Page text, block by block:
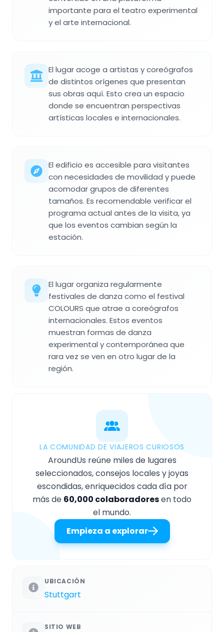
importante para el teatro experimental
y el arte internacional.
El lugar acoge a artistas y coreógrafos
de distintos orígenes que presentan
sus obras aquí. Esto crea un espacio
donde se encuentran perspectivas
artísticas locales e internacionales.
El edificio es accesible para visitantes
con necesidades de movilidad y puede
acomodar grupos de diferentes
tamaños. Es recomendable verificar el
programa actual antes de la visita, ya
que los eventos cambian según la
estación.
El lugar organiza regularmente
festivales de danza como el festival
COLOURS que atrae a coreógrafos
internacionales. Estos eventos
muestran formas de danza
experimental y contemporánea que
rara vez se ven en otro lugar de la
región.
LA COMUNIDAD DE VIAJEROS CURIOSOS
AroundUs reúne miles de lugares
seleccionados, consejos locales y joyas
escondidas, enriquecidos cada día por
más de 60,000 colaboradoresen todo
el mundo.
Empieza a explorar
UBICACIÓN
Stuttgart
SITIO WEB